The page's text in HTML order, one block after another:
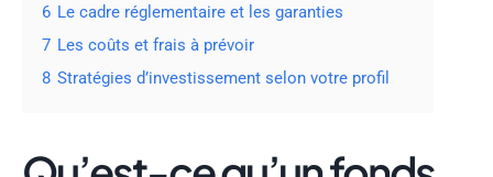
6 Le cadre réglementaire et les garanties
7 Les coûts et frais à prévoir
8 Stratégies d’investissement selon votre profil